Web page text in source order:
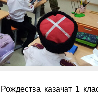
казачат 1